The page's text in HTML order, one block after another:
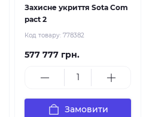
Захисне укриття Sota Com
pact 2
Код товару: 778382
577 777 грн.
Замовити